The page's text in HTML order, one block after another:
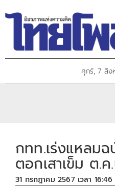
ศุกร์, 7 สิง
กทท.เร่งแหลม
ตอกเสาเข็ม ต.
31 กรกฎาคม 2567 เวลา 16:46